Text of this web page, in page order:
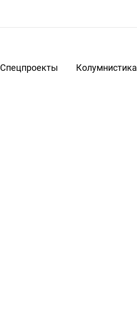
Спецпроекты Колумнистика